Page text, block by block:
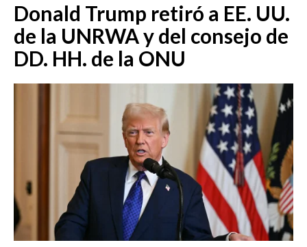
EMISIÓN 12:30 PM
EMISIÓN 7:00 PM
EMISIÓN 11:30 PM
Donald Trump retiró a EE. UU.
de la UNRWA y del consejo de
DD. HH. de la ONU